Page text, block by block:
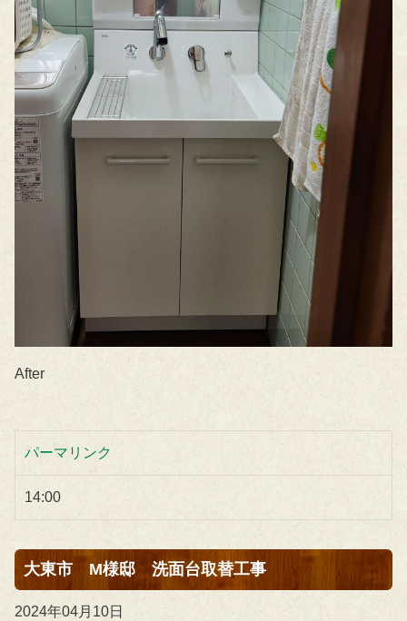
After
パーマリンク
14:00
大東市 M様邸 洗面台取替工事
2024年04月10日